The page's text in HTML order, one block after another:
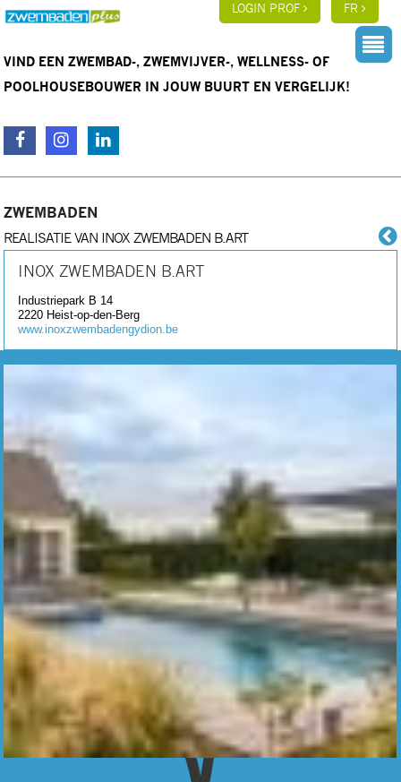
LOGIN PROF FR
VIND EEN ZWEMBAD-, ZWEMVIJVER-, WELLNESS- OF
POOLHOUSEBOUWER IN JOUW BUURT EN VERGELIJK!
ZWEMBADEN
REALISATIE VAN INOX ZWEMBADEN B.ART
INOX ZWEMBADEN B.ART
Industriepark B 14
2220 Heist-op-den-Berg
www.inoxzwembadengydion.be